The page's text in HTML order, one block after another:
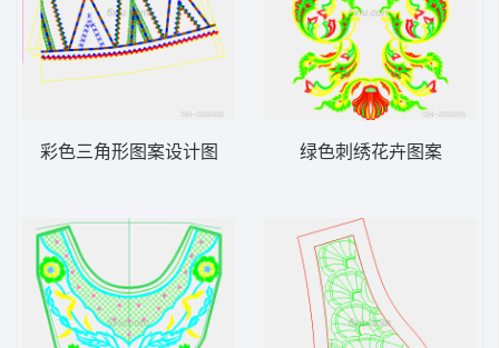
彩色三角形图案设计图 绿色刺绣花卉图案